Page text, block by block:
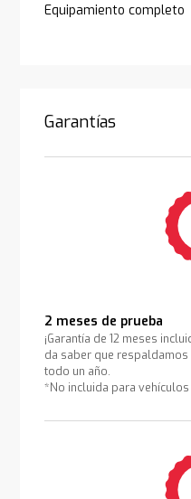
Equipamiento completo
Garantías
2 meses de prueba
¡Garantía de 12 meses
da saber que
todo un año.
*No incluida para